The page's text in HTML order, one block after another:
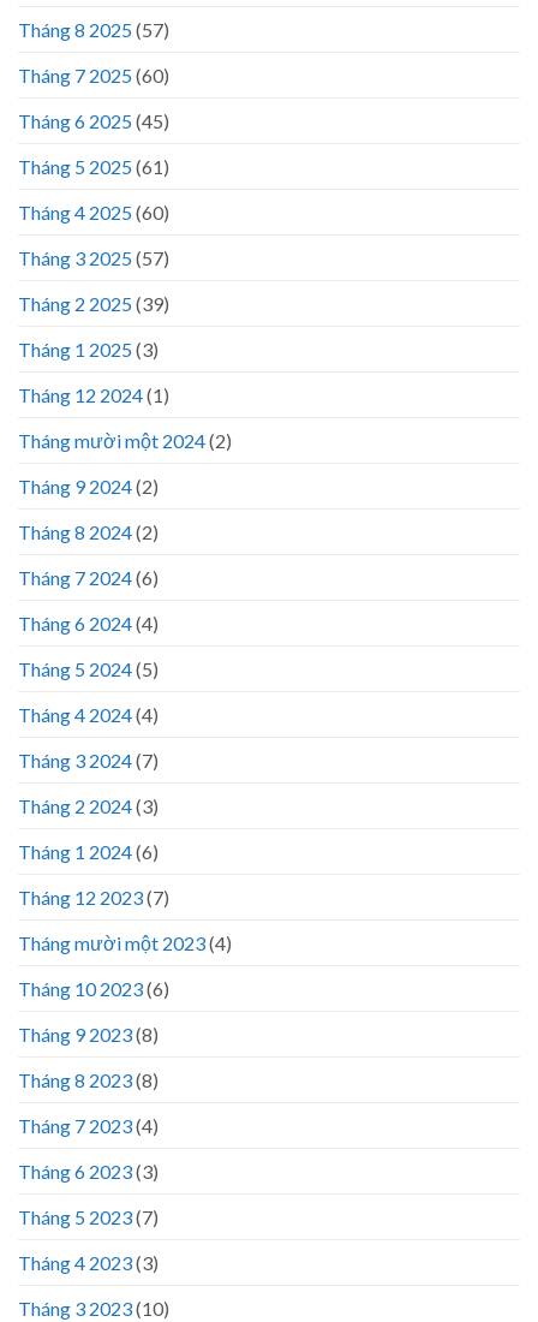
Tháng 8 2025(57)
Tháng 7 2025(60)
Tháng 6 2025(45)
Tháng 5 2025(61)
Tháng 4 2025(60)
Tháng 3 2025(57)
Tháng 2 2025(39)
Tháng 1 2025(3)
Tháng 12 2024(1)
Tháng mười một 2024(2)
Tháng 9 2024(2)
Tháng 8 2024(2)
Tháng 7 2024(6)
Tháng 6 2024(4)
Tháng 5 2024(5)
Tháng 4 2024(4)
Tháng 3 2024(7)
Tháng 2 2024(3)
Tháng 1 2024(6)
Tháng 12 2023(7)
Tháng mười một 2023(4)
Tháng 10 2023(6)
Tháng 9 2023(8)
Tháng 8 2023(8)
Tháng 7 2023(4)
Tháng 6 2023(3)
Tháng 5 2023(7)
Tháng 4 2023(3)
Tháng 3 2023(10)